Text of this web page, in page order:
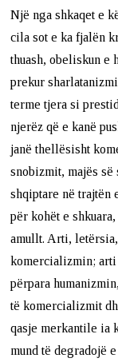
Një nga shkaqet e
cila sot e ka fjalën
thuash, obeliskun e
prekur
terme tjera si
njerëz që e kanë
janë thellësisht
snobizmit, majës
shqiptare në
për kohët e
amullt. Arti,
komercializmin;
përpara
të komercializmit
qasje merkantile ia
mund të degradojë